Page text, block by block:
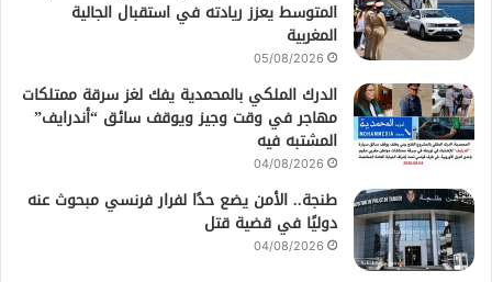
المتوسط يعزز ريادته في استقبال الجالية
المغربية
05/08/2026
الدرك الملكي بالمحمدية يفك لغز سرقة ممتلكات
مهاجر في وقت وجيز ويوقف سائق “أندرايف”
المشتبه فيه
04/08/2026
طنجة.. الأمن يضع حدًا لفرار فرنسي مبحوث عنه
دوليًا في قضية قتل
04/08/2026